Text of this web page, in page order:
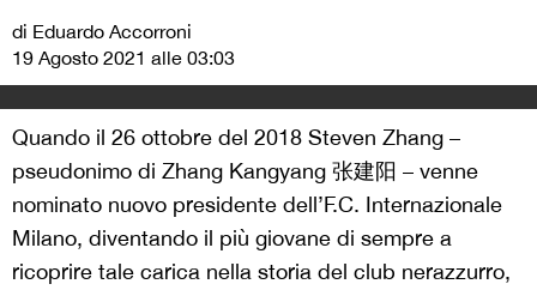
di Eduardo Accorroni
19 Agosto 2021 alle 03:03
Quando il 26 ottobre del 2018 Steven Zhang –
pseudonimo di Zhang Kangyang 张建阳 – venne
nominato nuovo presidente dell’F.C. Internazionale
Milano, diventando il più giovane di sempre a
ricoprire tale carica nella storia del club nerazzurro,